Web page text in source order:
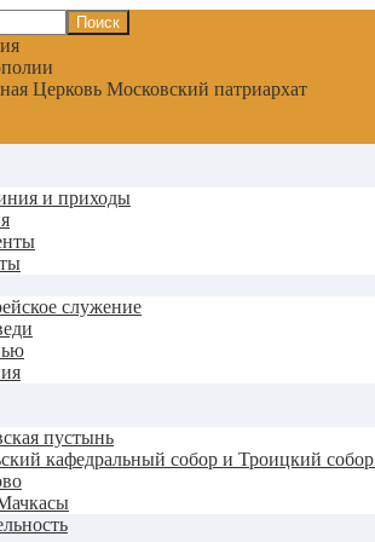
Церковь Московский патриархат
и приходы
служение
пустынь
кафедральный собор и Троицкий собор